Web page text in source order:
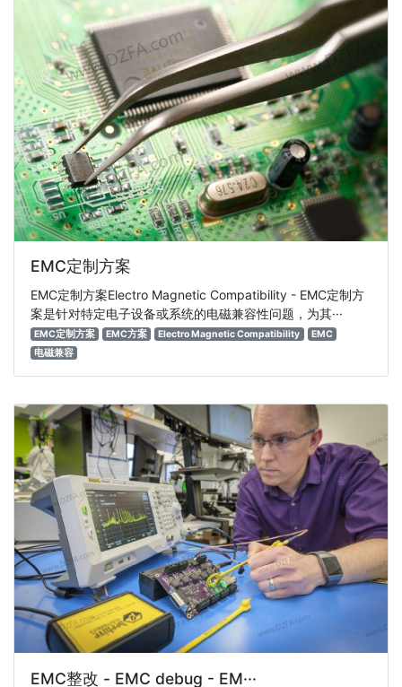
EMC定制方案
EMC定制方案Electro Magnetic Compatibility - EMC定制方
案是针对特定电子设备或系统的电磁兼容性问题，为其···
EMC定制方案 EMC方案 Electro Magnetic Compatibility
EMC
电磁兼容
EMC整改 - EMC debug - EM···